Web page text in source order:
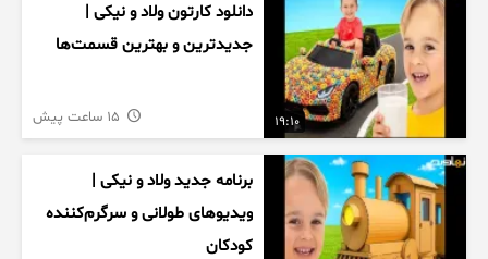
19:10
دانلود کارتون ولاد و نیکی |
جدیدترین و بهترین قسمت‌ها
برنامه جدید ولاد و نیکی |
ویدیوهای طولانی و سرگرم‌کننده
کودکان